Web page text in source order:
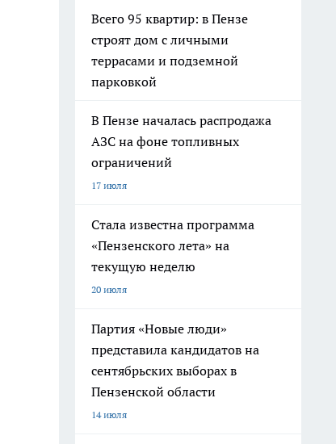
Всего 95 квартир: в Пензе
строят дом с личными
террасами и подземной
парковкой
В Пензе началась распродажа
АЗС на фоне топливных
ограничений
17 июля
Стала известна программа
«Пензенского лета» на
текущую неделю
20 июля
Партия «Новые люди»
представила кандидатов на
сентябрьских выборах в
Пензенской области
14 июля